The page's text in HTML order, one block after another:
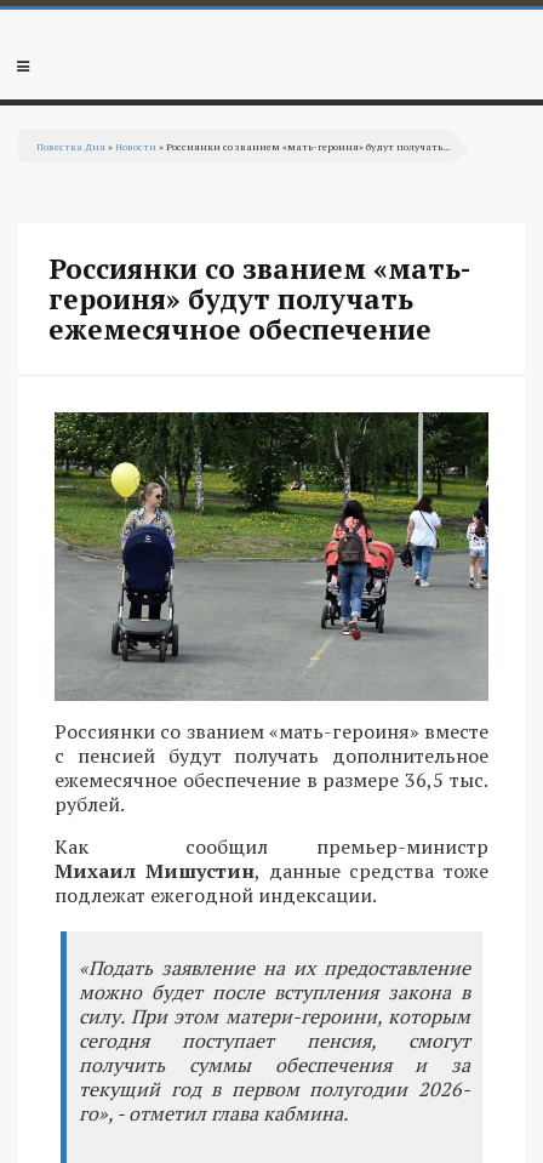
Перейти к основному содержанию
Мобильное
Повестка Дня »Новости » Россиянки со званием «мать-героиня» будут получать...
Россиянки со званием «мать-
героиня» будут получать
ежемесячное обеспечение
Россиянки со званием «мать-героиня» вместе
с пенсией будут получать дополнительное
ежемесячное обеспечение в размере 36,5 тыс.
рублей.
Как сообщил премьер-министр
Михаил Мишустин, данные средства тоже
подлежат ежегодной индексации.
«Подать заявление на их предоставление
можно будет после вступления закона в
силу. При этом матери-героини, которым
сегодня поступает пенсия, смогут
получить суммы обеспечения и за
текущий год в первом полугодии 2026-
го», - отметил глава кабмина.